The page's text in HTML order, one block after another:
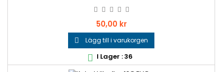
Pris
50,00 kr
 Lägg till i varukorgen
 I Lager : 36